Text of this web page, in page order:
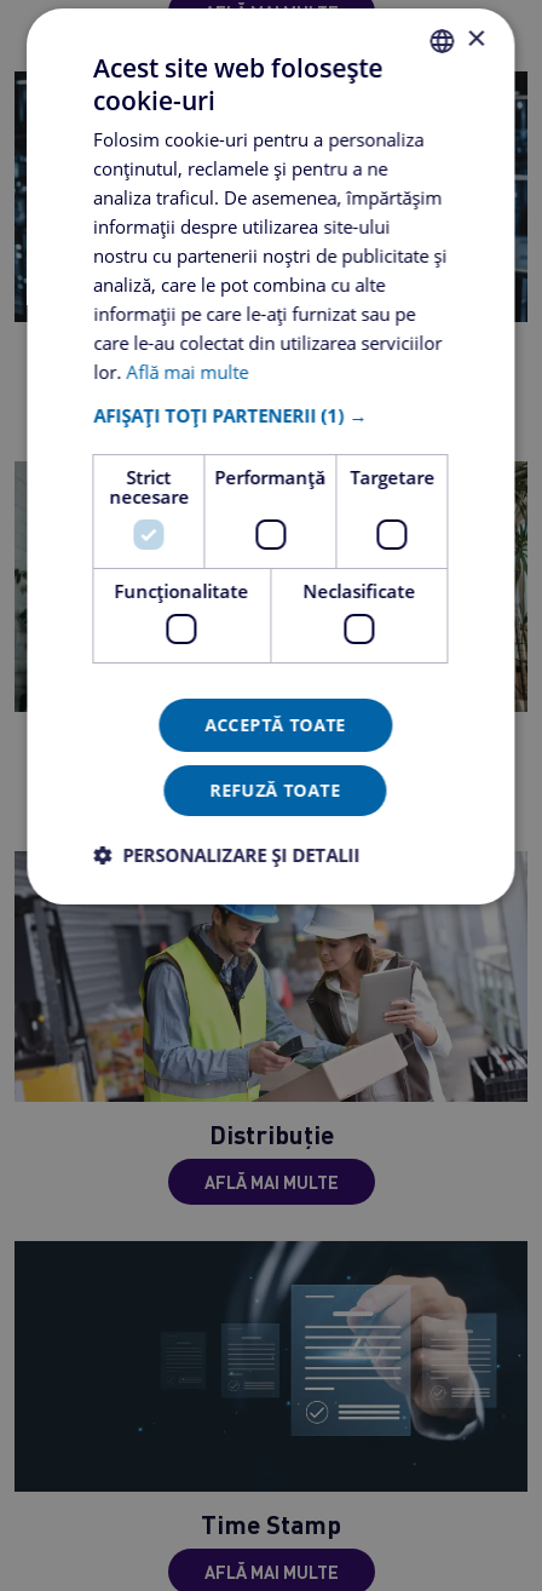
AFLĂ MAI MULTE
Centru de date
AFLĂ MAI MULTE
Distribuție
AFLĂ MAI MULTE
Time Stamp
AFLĂ MAI MULTE
ENGLISH
×
Acest site web folosește
cookie-uri
Folosim cookie-uri pentru a personaliza
conținutul, reclamele și pentru a ne
analiza traficul. De asemenea, împărtășim
informații despre utilizarea site-ului
nostru cu partenerii noștri de publicitate și
analiză, care le pot combina cu alte
informații pe care le-ați furnizat sau pe
care le-au colectat din utilizarea serviciilor
lor.Află mai multe
AFIȘAȚI TOȚI PARTENERII(1) →
Strict
necesare
Performanță Targetare
Funcţionalitate Neclasificate
ACCEPTĂ TOATE
REFUZĂ TOATE
PERSONALIZARE ȘI DETALII